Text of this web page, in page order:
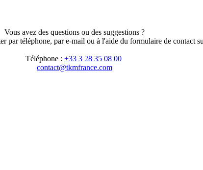
Vous avez des questions ou des suggestions ?
par téléphone, par e-mail ou à l'aide du formulaire de contact
Téléphone : +33 3 28 35 08 00
contact@tkmfrance.com